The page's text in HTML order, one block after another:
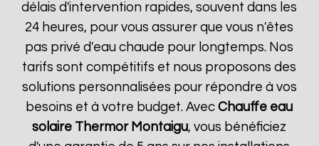
délais d'intervention rapides, souvent dans les
24 heures, pour vous assurer que vous n'êtes
pas privé d'eau chaude pour longtemps. Nos
tarifs sont compétitifs et nous proposons des
solutions personnalisées pour répondre à vos
besoins et à votre budget. AvecChauffe eau
solaire Thermor Montaigu, vous bénéficiez